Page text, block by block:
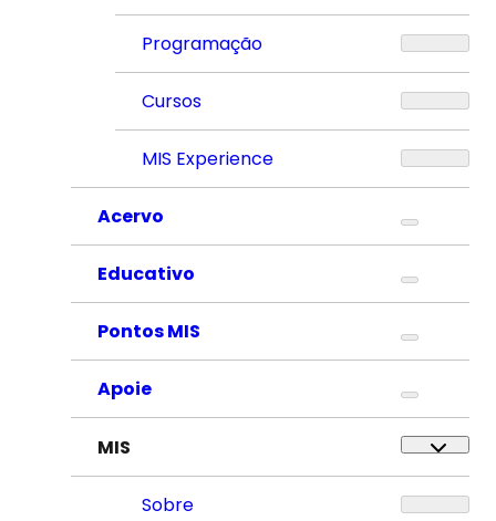
Programação
Cursos
MIS Experience
Acervo
Educativo
Pontos MIS
Apoie
MIS
Sobre